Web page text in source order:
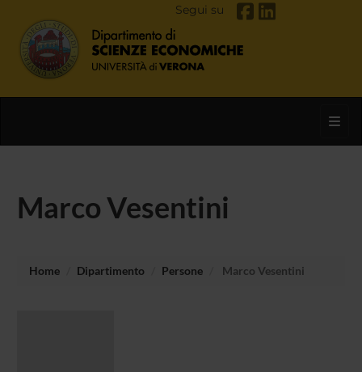
Segui su
Marco Vesentini
Home Dipartimento Persone Marco Vesentini